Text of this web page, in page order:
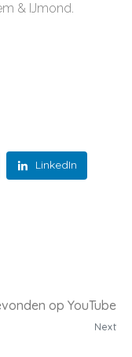
& IJmond.
LinkedIn
op YouTube
Next